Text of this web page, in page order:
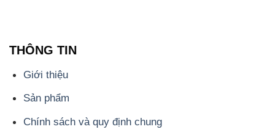
THÔNG TIN
Giới thiệu
Sản phẩm
Chính sách và quy định chung